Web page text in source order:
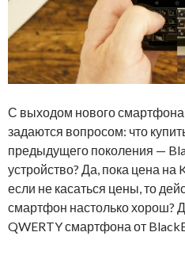
С выходом нового
задаются вопросом: что
предыдущего поколения —
устройство? Да, пока цена на
если не касаться цены, то
смартфон настолько хорош?
QWERTY смартфона от